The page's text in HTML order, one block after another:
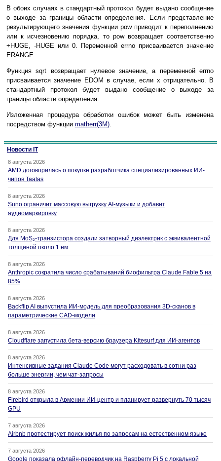
В обоих случаях в стандартный протокол будет выдано сообщение
о выходе за границы области определения. Если представление
результирующего значения функции pow приводит к переполнению
или к исчезновению порядка, то pow возвращает соответственно
+HUGE, -HUGE или 0. Переменной errno присваивается значение
ERANGE.
Функция sqrt возвращает нулевое значение, а переменной errno
присваивается значение EDOM в случае, если x отрицательно. В
стандартный протокол будет выдано сообщение о выходе за
границы области определения.
Изложенная процедура обработки ошибок может быть изменена
посредством функции matherr(3M).
Новости IT
8 августа 2026
AMD договорилась о покупке разработчика специализированных ИИ-
чипов Taalas
8 августа 2026
Suno ограничит массовую выгрузку AI-музыки и добавит
аудиомаркировку
8 августа 2026
Для MoS₂-транзистора создали затворный диэлектрик с эквивалентной
толщиной около 1 нм
8 августа 2026
Anthropic сократила число срабатываний биофильтра Claude Fable 5 на
85%
8 августа 2026
Backflip AI выпустила ИИ-модель для преобразования 3D-сканов в
параметрические CAD-модели
8 августа 2026
Cloudflare запустила бета-версию браузера Kitesurf для ИИ-агентов
8 августа 2026
Интенсивные задания Claude Code могут расходовать в сотни раз
больше энергии, чем чат-запросы
8 августа 2026
Firebird открыла в Армении ИИ-центр и планирует развернуть 70 тысяч
GPU
7 августа 2026
Airbnb протестирует поиск жилья по запросам на естественном языке
7 августа 2026
Google показала офлайн-переводчик на Raspberry Pi 5 с локальной